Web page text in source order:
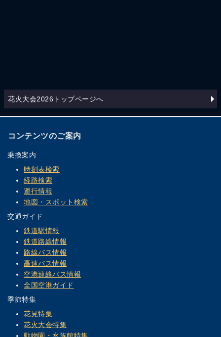
花火大会2026トップページへ
コンテンツのご案内
乗換案内
時刻表検索
経路検索
運行情報
地図・スポット検索
交通ガイド
鉄道駅情報
鉄道路線情報
路線バス情報
高速バス情報
空港連絡バス情報
全国空港ガイド
季節特集
花見特集
花火大会特集